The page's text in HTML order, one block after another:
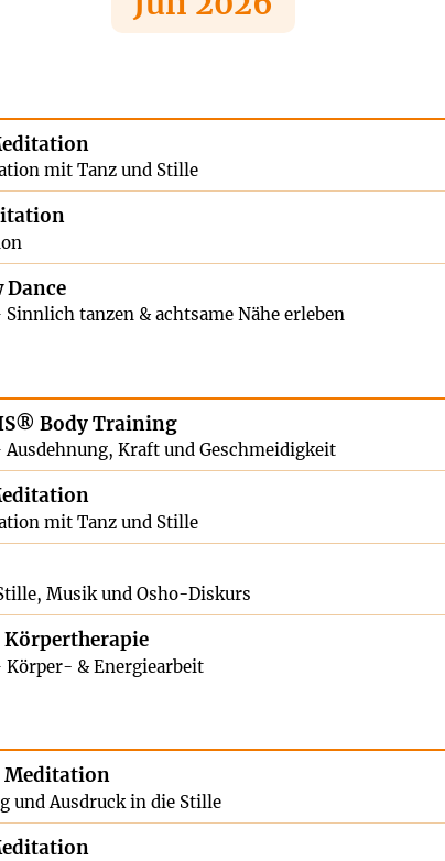
mit Tanz und Stille
Sinnlich tanzen & achtsame Nähe erleben
Body Training
Ausdehnung, Kraft und Geschmeidigkeit
mit Tanz und Stille
Musik und Osho-Diskurs
Körpertherapie
Körper- & Energiearbeit
Meditation
und Ausdruck in die Stille